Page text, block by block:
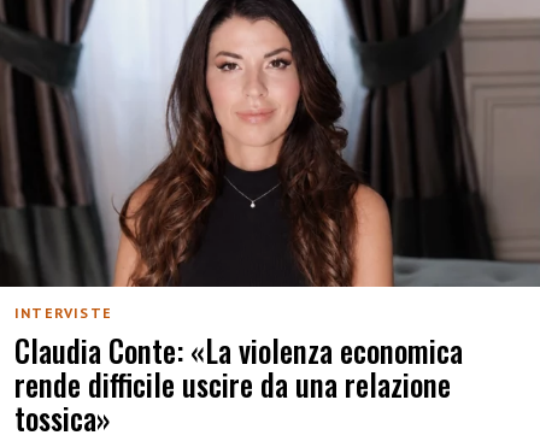
INTERVISTE
Claudia Conte: «La violenza economica
rende difficile uscire da una relazione
tossica»